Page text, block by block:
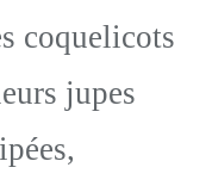
coquelicots
jupes